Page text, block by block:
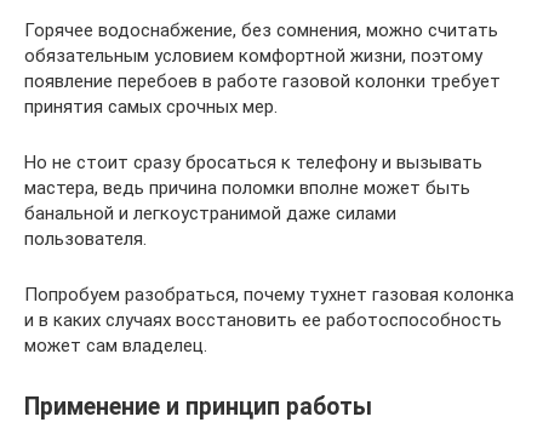
Горячее водоснабжение, без сомнения, можно считать
обязательным условием комфортной жизни, поэтому
появление перебоев в работе газовой колонки требует
принятия самых срочных мер.
Но не стоит сразу бросаться к телефону и вызывать
мастера, ведь причина поломки вполне может быть
банальной и легкоустранимой даже силами
пользователя.
Попробуем разобраться, почему тухнет газовая колонка
и в каких случаях восстановить ее работоспособность
может сам владелец.
Применение и принцип работы